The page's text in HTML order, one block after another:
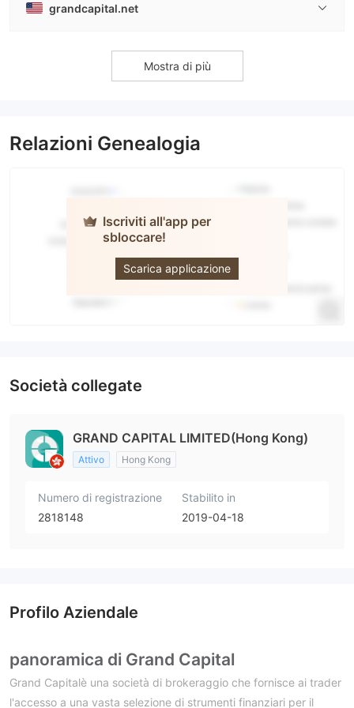
grandcapital.net
Mostra di più
Relazioni Genealogia
Iscriviti all'app per
sbloccare!
Scarica applicazione
Società collegate
GRAND CAPITAL LIMITED(Hong Kong)
Attivo Hong Kong
Numero di registrazione
2818148
Stabilito in
2019-04-18
Profilo Aziendale
panoramica di Grand Capital
Grand Capitalè una società di brokeraggio che fornisce ai trader
l'accesso a una vasta selezione di strumenti finanziari per il